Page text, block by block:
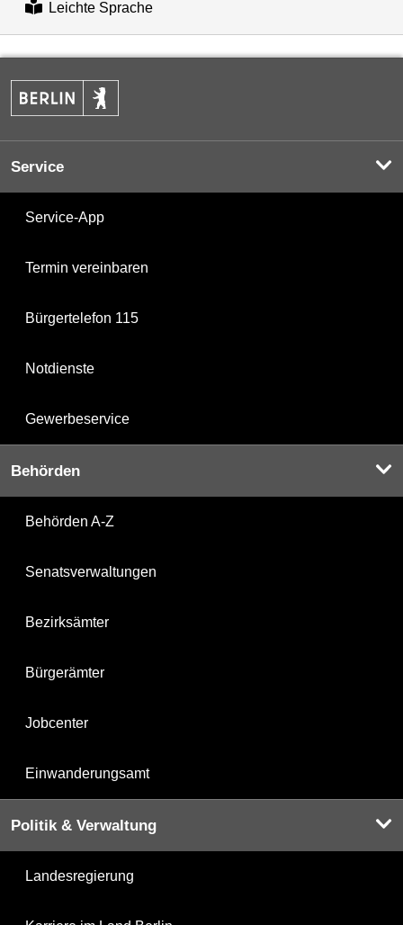
Leichte Sprache
Service
Service-App
Termin vereinbaren
Bürgertelefon 115
Notdienste
Gewerbeservice
Behörden
Behörden A-Z
Senatsverwaltungen
Bezirksämter
Bürgerämter
Jobcenter
Einwanderungsamt
Politik & Verwaltung
Landesregierung